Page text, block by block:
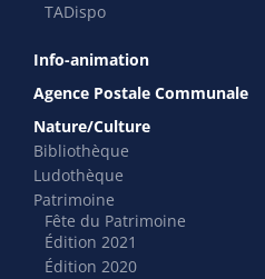
TADispo
Info-animation
Agence Postale Communale
Nature/Culture
Bibliothèque
Ludothèque
Patrimoine
Fête du Patrimoine
Édition 2021
Édition 2020